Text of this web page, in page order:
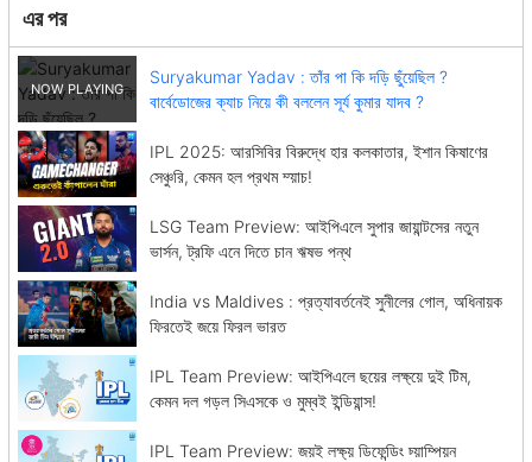
এর পর
Suryakumar Yadav : তাঁর পা কি দড়ি ছুঁয়েছিল ?
বার্বেডোজের ক্যাচ নিয়ে কী বললেন সূর্য কুমার যাদব ?
IPL 2025: আরসিবির বিরুদ্ধে হার কলকাতার, ইশান কিষাণের
সেঞ্চুরি, কেমন হল প্রথম ম্য়াচ!
LSG Team Preview: আইপিএলে সুপার জায়ান্টসের নতুন
ভার্সন, ট্রফি এনে দিতে চান ঋষভ পন্থ
India vs Maldives : প্রত্যাবর্তনেই সুনীলের গোল, অধিনায়ক
ফিরতেই জয়ে ফিরল ভারত
IPL Team Preview: আইপিএলে ছয়ের লক্ষ্য়ে দুই টিম,
কেমন দল গড়ল সিএসকে ও মুম্বই ইন্ডিয়ান্স!
IPL Team Preview: জয়ই লক্ষ্য় ডিফেন্ডিং চ্য়াম্পিয়ন